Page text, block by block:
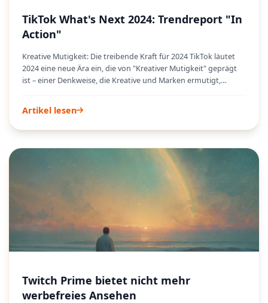
TikTok What's Next 2024: Trendreport "In
Action"
Kreative Mutigkeit: Die treibende Kraft für 2024 TikTok läutet
2024 eine neue Ära ein, die von "Kreativer Mutigkeit" geprägt
ist – einer Denkweise, die Kreative und Marken ermutigt,
Mischung aus Neugier, Vorstellungskraft, Verletzlichkeit und
Mut. Auf TikTok führt dieser Ansatz zu tieferen Community-
den Zielgruppen wirklich ankommt. Die Plattform fördert ein
Umfeld, in dem das Unbekannte und Unangenehme
Wachstumskatalysatoren sind, und bewegt sich über eine
einzige "richtige Antwort" hinaus, um ein Spektrum von
Interessen und Perspektiven zu umarmen.
Artikel lesen
Twitch Prime bietet nicht mehr
werbefreies Ansehen